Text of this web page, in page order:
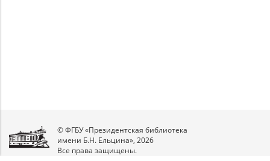
© ФГБУ «Президентская библиотека
имени Б.Н. Ельцина», 2026
Все права защищены.